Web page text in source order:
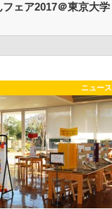
ェア2017＠東京大学
ニュース